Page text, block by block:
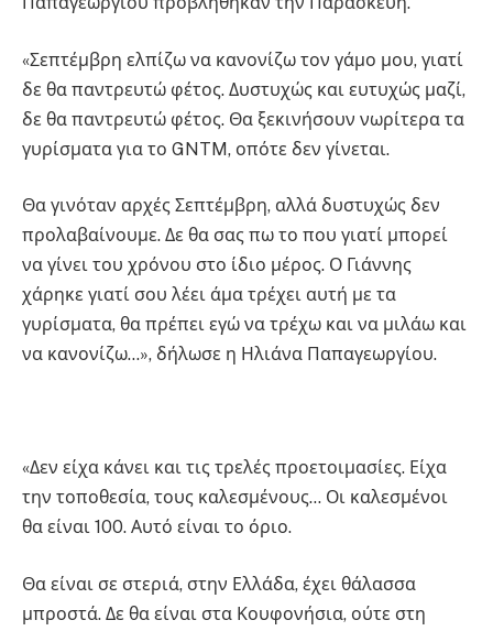
«Σεπτέμβρη ελπίζω να κανονίζω τον γάμο μου, γιατί
δε θα παντρευτώ φέτος. Δυστυχώς και ευτυχώς μαζί,
δε θα παντρευτώ φέτος. Θα ξεκινήσουν νωρίτερα τα
γυρίσματα για το GNTM, οπότε δεν γίνεται.
Θα γινόταν αρχές Σεπτέμβρη, αλλά δυστυχώς δεν
προλαβαίνουμε. Δε θα σας πω το που γιατί μπορεί
να γίνει του χρόνου στο ίδιο μέρος. Ο Γιάννης
χάρηκε γιατί σου λέει άμα τρέχει αυτή με τα
γυρίσματα, θα πρέπει εγώ να τρέχω και να μιλάω και
να κανονίζω…», δήλωσε η Ηλιάνα Παπαγεωργίου.
«Δεν είχα κάνει και τις τρελές προετοιμασίες. Είχα
την τοποθεσία, τους καλεσμένους… Οι καλεσμένοι
θα είναι 100. Αυτό είναι το όριο.
Θα είναι σε στεριά, στην Ελλάδα, έχει θάλασσα
μπροστά. Δε θα είναι στα Κουφονήσια, ούτε στη